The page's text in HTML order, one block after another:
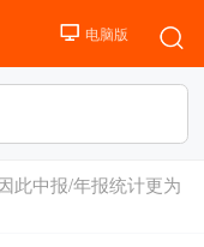
此中报/年报统计更为